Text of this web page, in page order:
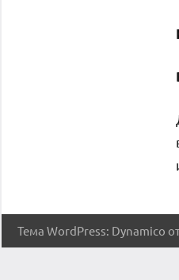
Тема WordPress: Dynamico